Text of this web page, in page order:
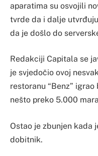
aparatima su osvojili
tvrde da i dalje
da je došlo do
Redakciji Capitala se
je svjedočio ovoj
restoranu “Benz”
nešto preko 5.000
Ostao je zbunjen kada
dobitnik.